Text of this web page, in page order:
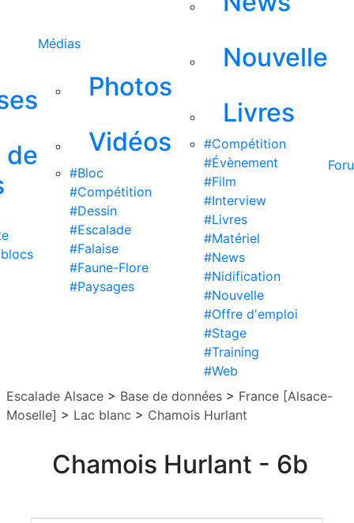
de
Médias
Photos
Vidéos
#Bloc
#Compétition
#Dessin
#Escalade
#Falaise
#Faune-Flore
#Paysages
Nouvelle
Livres
#Compétition
#Évènement
#Film
#Interview
#Livres
#Matériel
#News
#Nidification
#Nouvelle
#Offre d'emploi
#Stage
#Training
#Web
Escalade Alsace > Base de données > France [Alsace-
Moselle] > Lac blanc > Chamois Hurlant
Chamois Hurlant - 6b